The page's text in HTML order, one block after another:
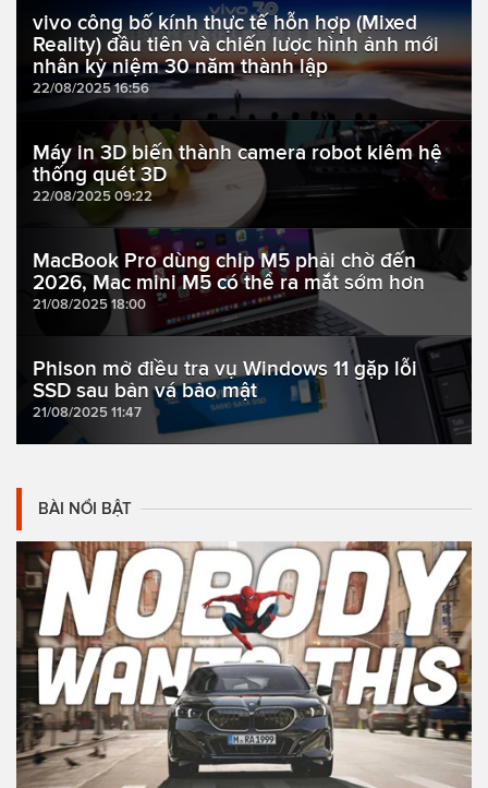
vivo công bố kính thực tế hỗn hợp (Mixed
Reality) đầu tiên và chiến lược hình ảnh mới
nhân kỷ niệm 30 năm thành lập
22/08/2025 16:56
Máy in 3D biến thành camera robot kiêm hệ
thống quét 3D
22/08/2025 09:22
MacBook Pro dùng chip M5 phải chờ đến
2026, Mac mini M5 có thể ra mắt sớm hơn
21/08/2025 18:00
Phison mở điều tra vụ Windows 11 gặp lỗi
SSD sau bản vá bảo mật
21/08/2025 11:47
BÀI NỔI BẬT